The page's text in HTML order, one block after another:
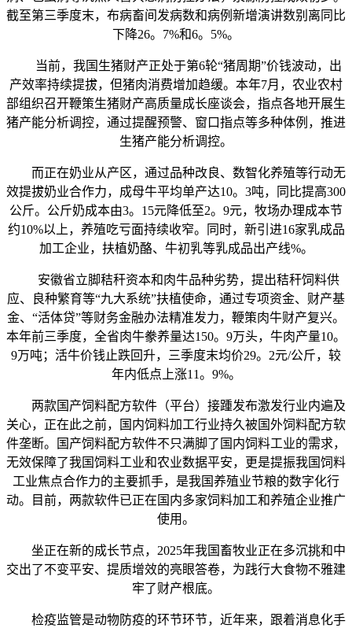
截至第三季度末，布病畜间发病数和病例新增演讲数别离同比
下降26。7%和6。5%。
当前，我国生猪财产正处于第6轮“猪周期”价钱波动，出
产效率持续提拔，但猪肉消费增加趋缓。本年7月，农业农村
部组织召开鞭策生猪财产高质量成长座谈会，指点各地开展生
猪产能分析调控，通过提醒预警、窗口指点等多种体例，推进
生猪产能分析调控。
而正在奶业从产区，通过品种改良、数智化养殖等行动无
效提拔奶业合作力，成母牛平均单产达10。3吨，同比提高300
公斤。公斤奶成本由3。15元降低至2。9元，牧场办理成本节
约10%以上，养殖吃亏面持续收窄。同时，新引进16家乳成品
加工企业，扶植奶酪、牛初乳等乳成品出产线%。
安徽省立脚秸秆资本和肉牛品种劣势，提出秸秆饲料供
应、良种繁育等“九大系统”扶植使命，通过专项资金、财产基
金、“活体贷”等财务金融办法精准发力，鞭策肉牛财产复兴。
本年前三季度，全省肉牛豢养量达150。9万头，牛肉产量10。
9万吨；活牛价钱止跌回升，三季度末均价29。2元/公斤，较
年内低点上涨11。9%。
两款国产饲料配方软件（平台）接踵发布激发行业内遍及
关心，正在此之前，国内饲料加工行业持久被国外饲料配方软
件垄断。国产饲料配方软件不只满脚了国内饲料工业的需求，
无效保障了我国饲料工业和农业数据平安，更是提振我国饲料
工业焦点合作力的主要抓手，是我国养殖业节粮的数字化行
动。目前，两款软件已正在国内多家饲料加工和养殖企业推广
使用。
坐正在新的成长节点，2025年我国畜牧业正在多沉挑和中
交出了不变平安、提质增效的亮眼答卷，为践行大食物不雅建
牢了财产根底。
检疫监管是动物防疫的环节环节，近年来，跟着消息化手